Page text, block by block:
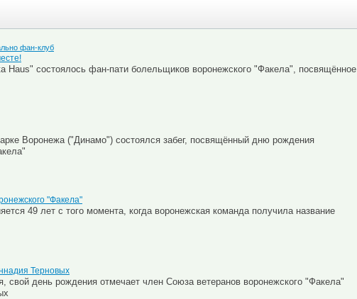
фан-клуб
Haus" cостоялось фан-пати болельщиков воронежского "Факела", посвящённое
Воронежа ("Динамо") состоялся забег, посвящённый дню рождения
"Факела"
49 лет с того момента, когда воронежская команда получила название
Терновых
свой день рождения отмечает член Союза ветеранов воронежского "Факела"